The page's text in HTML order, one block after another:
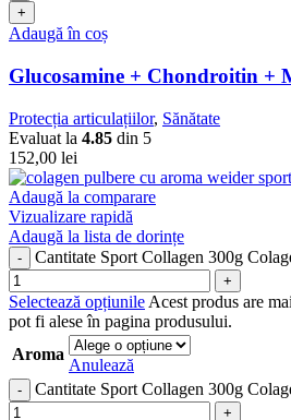
Adaugă în coș
Glucosamine + Chondroitin +
Protecția articulațiilor, Sănătate
Evaluat la 4.85 din 5
152,00 lei
Adaugă la comparare
Vizualizare rapidă
Adaugă la lista de dorințe
Cantitate Sport Collagen 300g
Selectează opțiunile Acest produs are
pot fi alese în pagina produsului.
Aroma
Anulează
Cantitate Sport Collagen 300g